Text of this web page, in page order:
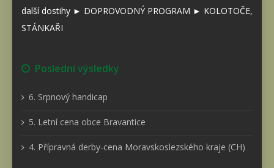
další dostihy ► DOPROVODNÝ PROGRAM ► KOLOTOČE,
STÁNKAŘI
Poslední výsledky
6. Srpnový handicap
5. Letní cena obce Bravantice
4. Přípravná derby-cena Moravskoslezského kraje (CH)